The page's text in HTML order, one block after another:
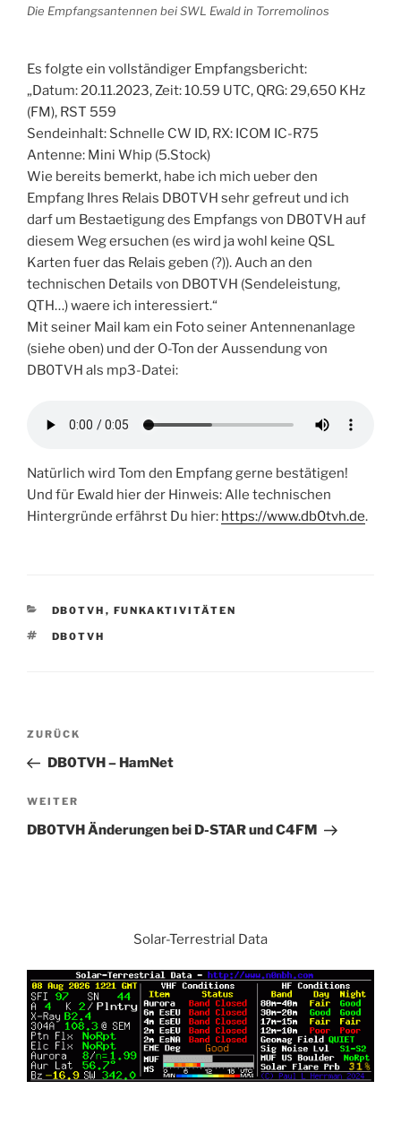
Die Empfangsantennen bei SWL Ewald in Torremolinos
Es folgte ein vollständiger Empfangsbericht:
„Datum: 20.11.2023, Zeit: 10.59 UTC, QRG: 29,650 KHz
(FM), RST 559
Sendeinhalt: Schnelle CW ID, RX: ICOM IC-R75
Antenne: Mini Whip (5.Stock)
Wie bereits bemerkt, habe ich mich ueber den
Empfang Ihres Relais DB0TVH sehr gefreut und ich
darf um Bestaetigung des Empfangs von DB0TVH auf
diesem Weg ersuchen (es wird ja wohl keine QSL
Karten fuer das Relais geben (?)). Auch an den
technischen Details von DB0TVH (Sendeleistung,
QTH…) waere ich interessiert.“
Mit seiner Mail kam ein Foto seiner Antennenanlage
(siehe oben) und der O-Ton der Aussendung von
DB0TVH als mp3-Datei:
Natürlich wird Tom den Empfang gerne bestätigen!
Und für Ewald hier der Hinweis: Alle technischen
Hintergründe erfährst Du hier: https://www.db0tvh.de.
KATEGORIEN
DB0TVH , FUNKAKTIVITÄTEN
SCHLAGWÖRTER
DB0TVH
Beitrags-
Vorheriger
Beitrag
ZURÜCK
DB0TVH – HamNet
Nächster
Beitrag
WEITER
DB0TVH Änderungen bei D-STAR und C4FM
Solar-Terrestrial Data